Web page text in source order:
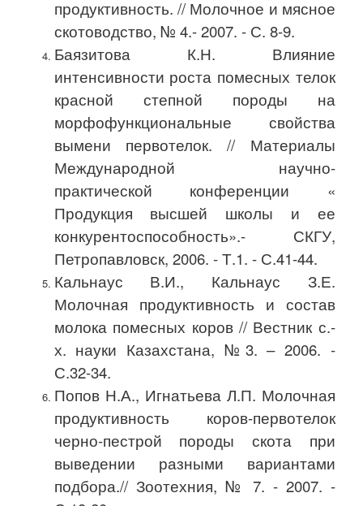
продуктивность. // Молочное и мясное
скотоводство, № 4.- 2007. - С. 8-9.
Баязитова К.Н. Влияние
интенсивности роста помесных телок
красной степной породы на
морфофункциональные свойства
вымени первотелок. // Материалы
Международной научно-
практической конференции «
Продукция высшей школы и ее
конкурентоспособность».- СКГУ,
Петропавловск, 2006. - Т.1. - С.41-44.
Кальнаус В.И., Кальнаус З.Е.
Молочная продуктивность и состав
молока помесных коров // Вестник с.-
х. науки Казахстана, № 3. – 2006. -
С.32-34.
Попов Н.А., Игнатьева Л.П. Молочная
продуктивность коров-первотелок
черно-пестрой породы скота при
выведении разными вариантами
подбора.// Зоотехния, № 7. - 2007. -